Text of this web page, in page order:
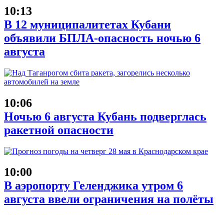
10:13
В 12 муниципалитетах Кубани
объявили БПЛА-опасность ночью 6
августа
10:06
Ночью 6 августа Кубань подверглась
ракетной опасности
10:00
В аэропорту Геленджика утром 6
августа ввели ограничения на полёты